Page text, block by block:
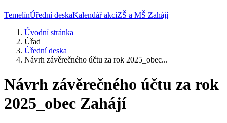
TemelínÚřední deskaKalendář akcíZŠ a MŠ Zahájí
Úvodní stránka
Úřad
Úřední deska
Návrh závěrečného účtu za rok 2025_obec...
Návrh závěrečného účtu za rok
2025_obec Zahájí